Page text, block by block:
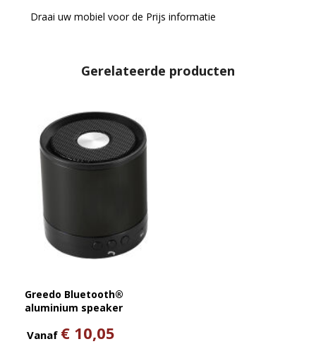
Draai uw mobiel voor de Prijs informatie
Gerelateerde producten
Greedo Bluetooth®
aluminium speaker
Vanaf € 10,05